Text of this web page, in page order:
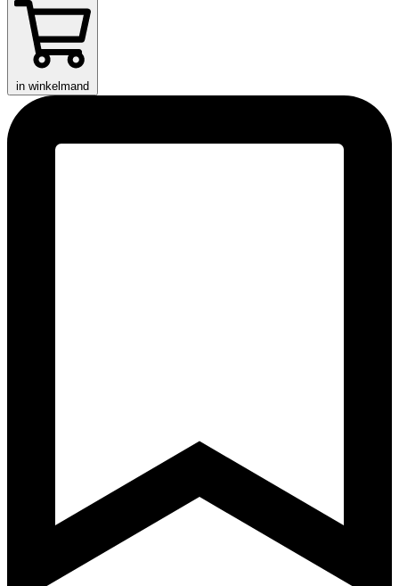
in winkelmand